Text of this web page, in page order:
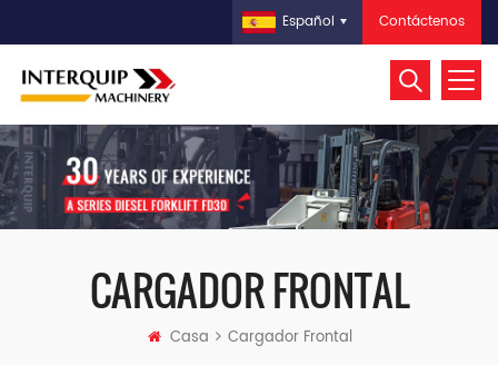
Contáctenos
Español
CARGADOR FRONTAL
Casa Cargador Frontal